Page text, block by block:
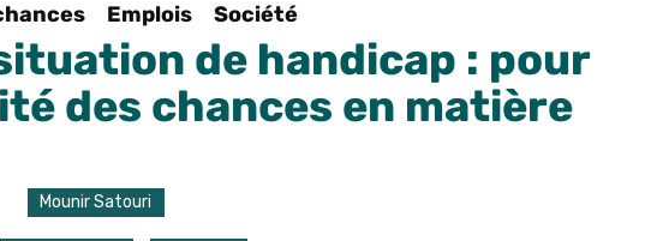
Emplois Société
de handicap : pour
des chances en matière
Mounir Satouri